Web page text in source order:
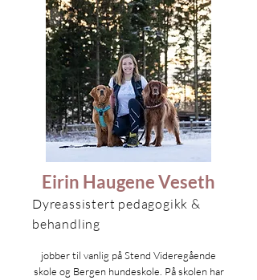
Eirin Haugene Veseth
Dyreassistert pedagogikk &
behandling
jobber til vanlig på Stend Videregående
skole og Bergen hundeskole. På skolen har